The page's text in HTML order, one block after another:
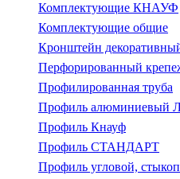
Комплектующие КНАУФ
Комплектующие общие
Кронштейн
Перфорированный
Профилированная труба
Профиль алюминиевый
Профиль Кнауф
Профиль СТАНДАРТ
Профиль угловой,